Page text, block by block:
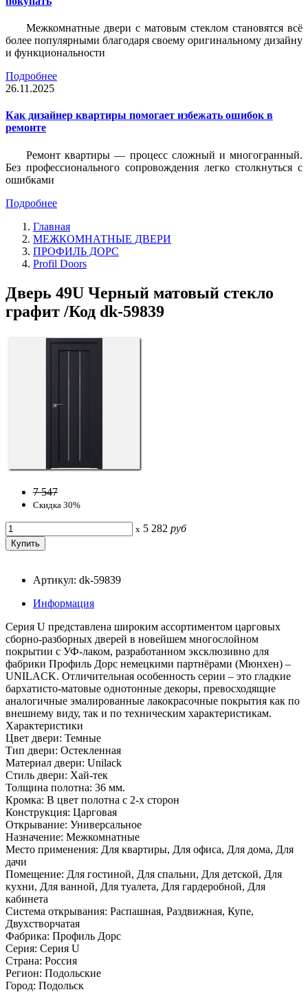
Межкомнатные двери с матовым стеклом становятся всё
более популярными благодаря своему оригинальному дизайну
и функциональности
Подробнее
26.11.2025
Как дизайнер квартиры помогает избежать ошибок в
ремонте
Ремонт квартиры — процесс сложный и многогранный.
Без профессионального сопровождения легко столкнуться с
ошибками
Подробнее
Главная
МЕЖКОМНАТНЫЕ ДВЕРИ
ПРОФИЛЬ ДОРС
Profil Doors
Дверь 49U Черный матовый стекло
графит /Код dk-59839
7 547
Скидка 30%
x 5 282 руб
Артикул: dk-59839
Информация
Серия U представлена широким ассортиментом царговых
сборно-разборных дверей в новейшем многослойном
покрытии с УФ-лаком, разработанном эксклюзивно для
фабрики Профиль Дорс немецкими партнёрами (Мюнхен) –
UNILACK. Отличительная особенность серии – это гладкие
бархатисто-матовые однотонные декоры, превосходящие
аналогичные эмалированные лакокрасочные покрытия как по
внешнему виду, так и по техническим характеристикам.
Характеристики
Цвет двери: Темные
Тип двери: Остекленная
Материал двери: Unilack
Стиль двери: Хай-тек
Толщина полотна: 36 мм.
Кромка: В цвет полотна с 2-х сторон
Конструкция: Царговая
Открывание: Универсальное
Назначение: Межкомнатные
Место применения: Для квартиры, Для офиса, Для дома, Для
дачи
Помещение: Для гостиной, Для спальни, Для детской, Для
кухни, Для ванной, Для туалета, Для гардеробной, Для
кабинета
Система открывания: Распашная, Раздвижная, Купе,
Двухстворчатая
Фабрика: Профиль Дорс
Серия: Серия U
Страна: Россия
Регион: Подольские
Город: Подольск